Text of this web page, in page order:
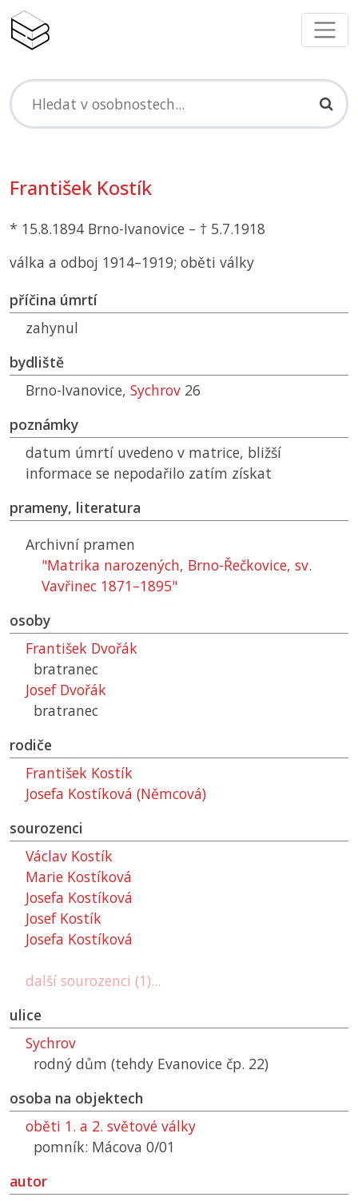
František Kostík
* 15.8.1894 Brno-Ivanovice – † 5.7.1918
válka a odboj 1914–1919; oběti války
příčina úmrtí
zahynul
bydliště
Brno-Ivanovice, Sychrov 26
poznámky
datum úmrtí uvedeno v matrice, bližší
informace se nepodařilo zatím získat
prameny, literatura
Archivní pramen
"Matrika narozených, Brno-Řečkovice, sv.
Vavřinec 1871–1895"
osoby
František Dvořák
bratranec
Josef Dvořák
bratranec
rodiče
František Kostík
Josefa Kostíková (Němcová)
sourozenci
Václav Kostík
Marie Kostíková
Josefa Kostíková
Josef Kostík
Josefa Kostíková
další sourozenci (1)...
ulice
Sychrov
rodný dům (tehdy Evanovice čp. 22)
osoba na objektech
oběti 1. a 2. světové války
pomník: Mácova 0/01
autor